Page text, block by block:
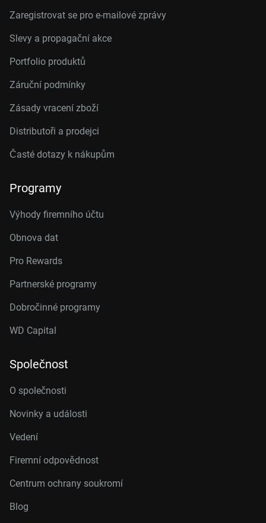
Zaregistrovat se pro e-mailové zprávy
Slevy a propagační akce
Portfolio produktů
Záruční podmínky
Zásady vracení zboží
Distributoři a prodejci
Časté dotazy k nákupům
Programy
Výhody firemního účtu
Obnova dat
Pro Rewards
Partnerské programy
Dobročinné programy
WD Capital
Společnost
O společnosti
Novinky a události
Vedení
Firemní odpovědnost
Centrum ochrany soukromí
Blog